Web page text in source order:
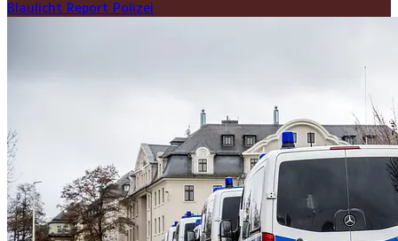
Blaulicht Report Polizei